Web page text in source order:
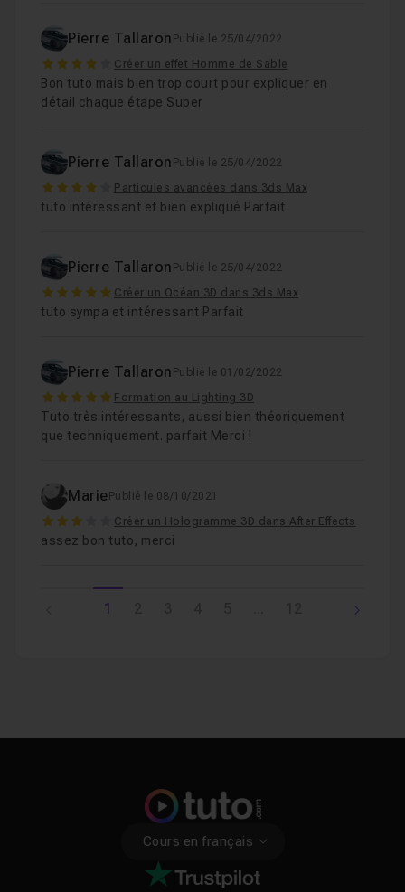
Pierre Tallaron Publié le 25/04/2022
4 Créer un effet Homme de Sable
Bon tuto mais bien trop court pour expliquer en
détail chaque étape Super
Pierre Tallaron Publié le 25/04/2022
4 Particules avancées dans 3ds Max
tuto intéressant et bien expliqué Parfait
Pierre Tallaron Publié le 25/04/2022
5 Créer un Océan 3D dans 3ds Max
tuto sympa et intéressant Parfait
Pierre Tallaron Publié le 01/02/2022
5 Formation au Lighting 3D
Tuto très intéressants, aussi bien théoriquement
que techniquement. parfait Merci !
Marie Publié le 08/10/2021
3 Créer un Hologramme 3D dans After Effects
assez bon tuto, merci
1
Cours en français